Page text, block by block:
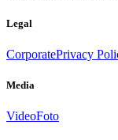
Legal
CorporatePrivacy
Media
VideoFoto